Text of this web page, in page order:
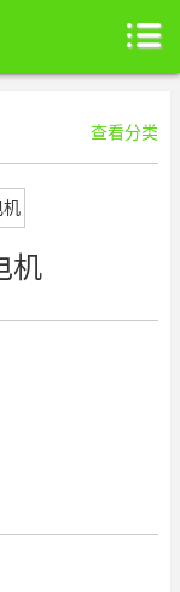
查看分类
机